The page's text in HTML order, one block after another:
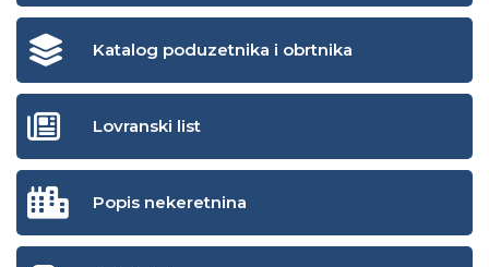
Katalog poduzetnika i obrtnika
Lovranski list
Popis nekeretnina